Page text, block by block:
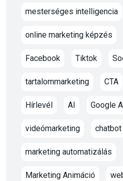
mesterséges intelligencia
online marketing képzés
Facebook Tiktok
tartalommarketing CTA
Hírlevél AI Google
videómarketing chatbot
marketing automatizálás
Marketing Animáció